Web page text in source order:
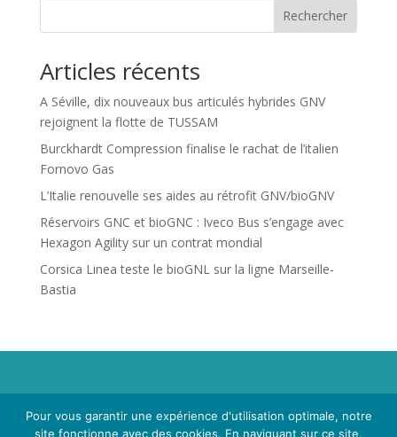
Rechercher
Articles récents
A Séville, dix nouveaux bus articulés hybrides GNV
rejoignent la flotte de TUSSAM
Burckhardt Compression finalise le rachat de l’italien
Fornovo Gas
L’Italie renouvelle ses aides au rétrofit GNV/bioGNV
Réservoirs GNC et bioGNC : Iveco Bus s’engage avec
Hexagon Agility sur un contrat mondial
Corsica Linea teste le bioGNL sur la ligne Marseille-
Bastia
Propriété de Territoire d'Energie Lot-et-Garonne. Voir
Mentions LégalesetPolitique de Confidentialité.
Pour vous garantir une expérience d'utilisation optimale, notre
site fonctionne avec des cookies. En naviguant sur ce site,